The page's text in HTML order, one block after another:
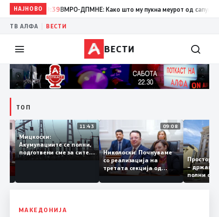
НАЈНОВО
19:39 ВМРО-ДПМНЕ: Како што му пукна меурот од сапуница
ТВ АЛФА ВЕСТИ
ВЕСТИ
ТОП
12:03
за
11:43
Мицкоски:
Акумулациите се полни,
подготвени сме за сите
ризици, не размислување
09:08
Николоски: Почнуваме
со реализација на
третата секција од
железничкиот Коридор
8, Македонија станува
–
полни
МАКЕДОНИЈА